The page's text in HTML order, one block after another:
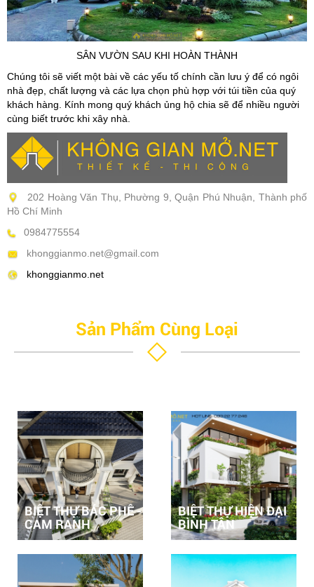
SÂN VƯỜN SAU KHI HOÀN THÀNH
Chúng tôi sẽ viết một bài về các yếu tố chính cần lưu ý để có ngôi
nhà đẹp, chất lượng và các lựa chọn phù hợp với túi tiền của quý
khách hàng. Kính mong quý khách ủng hộ chia sẽ để nhiều người
cùng biết trước khi xây nhà.
202 Hoàng Văn Thụ, Phường 9, Quận Phú Nhuận , Thành phố
Hồ Chí Minh
0984775554
khonggianmo.net@gmail.com
khonggianmo.net
Sản Phẩm Cùng Loại
BIỆT THỰ BÁC PHÊ -
CAM RANH
BIỆT THỰ HIỆN ĐẠI
BÌNH TÂN